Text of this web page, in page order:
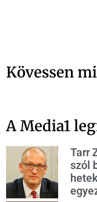
Kövessen
A Media1
Tarr
szól